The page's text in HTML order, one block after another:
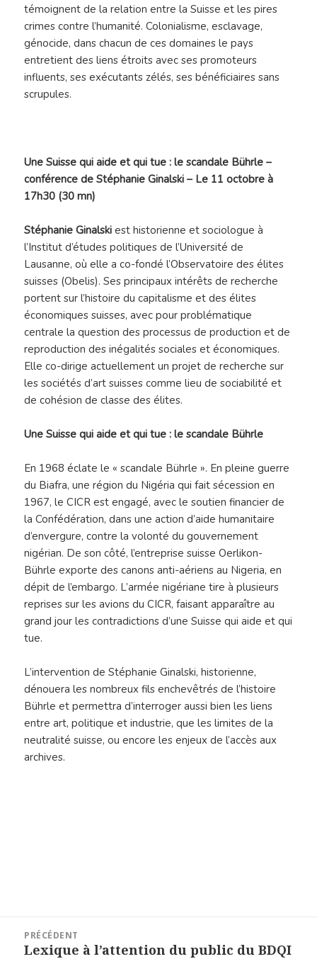
témoignent de la relation entre la Suisse et les pires
crimes contre l’humanité. Colonialisme, esclavage,
génocide, dans chacun de ces domaines le pays
entretient des liens étroits avec ses promoteurs
influents, ses exécutants zélés, ses bénéficiaires sans
scrupules.
Une Suisse qui aide et qui tue : le scandale Bührle –
conférence de Stéphanie Ginalski – Le 11 octobre à
17h30 (30 mn)
Stéphanie Ginalski est historienne et sociologue à
l’Institut d’études politiques de l’Université de
Lausanne, où elle a co-fondé l’Observatoire des élites
suisses (Obelis). Ses principaux intérêts de recherche
portent sur l’histoire du capitalisme et des élites
économiques suisses, avec pour problématique
centrale la question des processus de production et de
reproduction des inégalités sociales et économiques.
Elle co-dirige actuellement un projet de recherche sur
les sociétés d’art suisses comme lieu de sociabilité et
de cohésion de classe des élites.
Une Suisse qui aide et qui tue : le scandale Bührle
En 1968 éclate le « scandale Bührle ». En pleine guerre
du Biafra, une région du Nigéria qui fait sécession en
1967, le CICR est engagé, avec le soutien financier de
la Confédération, dans une action d’aide humanitaire
d’envergure, contre la volonté du gouvernement
nigérian. De son côté, l’entreprise suisse Oerlikon-
Bührle exporte des canons anti-aériens au Nigeria, en
dépit de l’embargo. L’armée nigériane tire à plusieurs
reprises sur les avions du CICR, faisant apparaître au
grand jour les contradictions d’une Suisse qui aide et qui
tue.
L’intervention de Stéphanie Ginalski, historienne,
dénouera les nombreux fils enchevêtrés de l’histoire
Bührle et permettra d’interroger aussi bien les liens
entre art, politique et industrie, que les limites de la
neutralité suisse, ou encore les enjeux de l’accès aux
archives.
PRÉCÉDENT
Article
Lexique à l’attention du public du BDQI